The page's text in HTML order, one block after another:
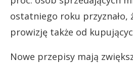
ostatniego roku przyznało,
prowizję także od
Nowe przepisy mają